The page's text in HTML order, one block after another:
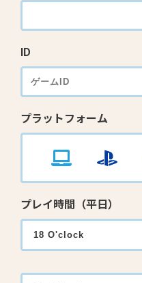
ID
プラットフォーム
プレイ時間（平日）